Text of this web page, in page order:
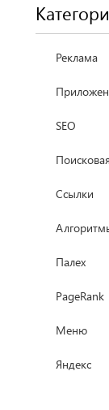
Реклама
SEO
Ссылки
Палех
PageRank
Меню
Яндекс